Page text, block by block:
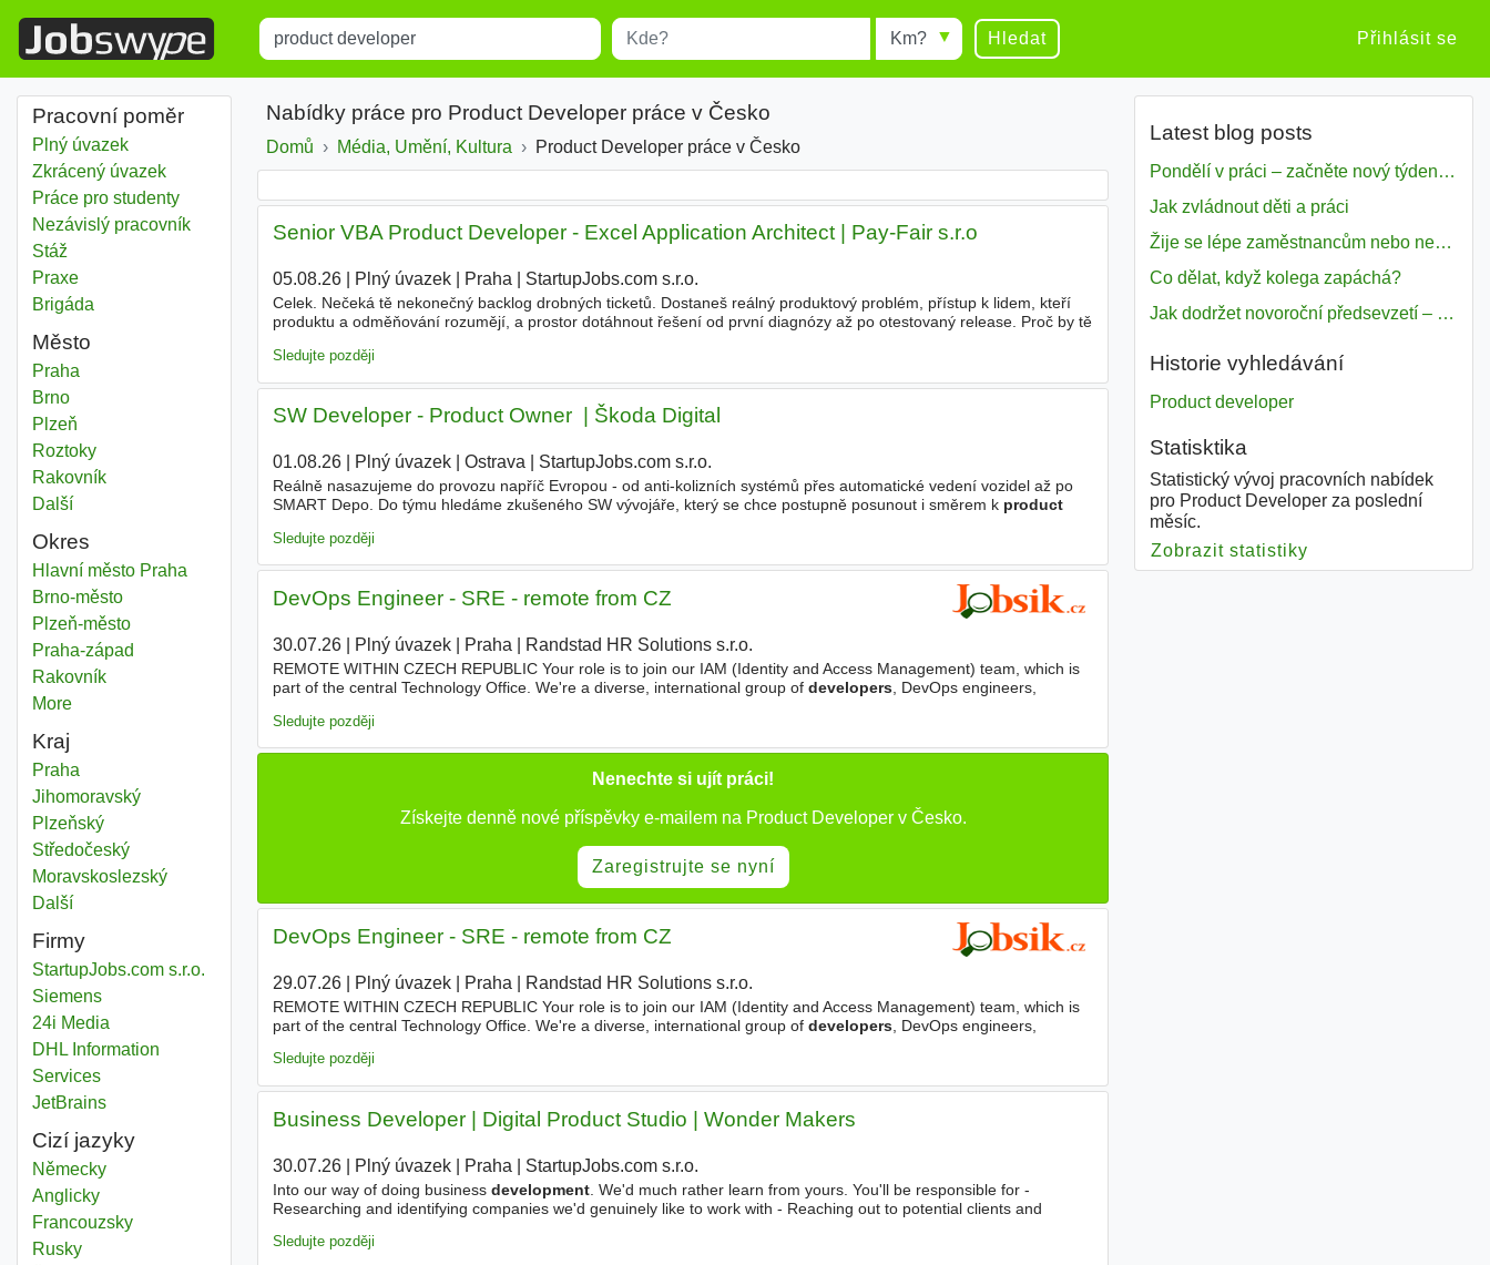
Title Místo Radius Hledat Přihlásit se
Pracovní poměr
Plný úvazek
Zkrácený úvazek
Práce pro studenty
Nezávislý pracovník
Stáž
Praxe
Brigáda
Město
Product developer
Praha
Product developer
Brno
Product developer
Plzeň
Product developer
Roztoky
Product developer
Rakovník
Dalšíměsta
Okres
Product developer
Hlavní město Praha
Product developer
Brno-městoOkres
Product developer
Plzeň-městoOkres
Product developer
Praha-západ
Product developer
RakovníkOkres
Moredistricts
Kraj
Product developer
Praha
Product developer
JihomoravskýKraj
Product developer
PlzeňskýKraj
Product developer
StředočeskýKraj
Product developer
MoravskoslezskýKraj
Dalšíkraj
Firmy
StartupJobs.com s.r.o.
Siemens
24i Media
DHL Information
Services
JetBrains
Cizí jazyky
Německy
Anglicky
Francouzsky
Rusky
Nabídky práce pro Product Developer práce v Česko
Domů Média, Umění, Kultura Product Developer práce v Česko
Senior VBA Product Developer - Excel Application Architect | Pay-Fair s.r.o
05.08.26| Plný úvazek| Praha StartupJobs.com s.r.o.
Celek. Nečeká tě nekonečný backlog drobných ticketů. Dostaneš reálný produktový problém, přístup k lidem, kteří
produktu a odměňování rozumějí, a prostor dotáhnout řešení od první diagnózy až po otestovaný release. Proč by tě
Sledujte později
SW Developer - Product Owner ‍ | Škoda Digital
01.08.26| Plný úvazek| Ostrava StartupJobs.com s.r.o.
Reálně nasazujeme do provozu napříč Evropou - od anti-kolizních systémů přes automatické vedení vozidel až po
SMART Depo. Do týmu hledáme zkušeného SW vývojáře, který se chce postupně posunout i směrem k product
Sledujte později
DevOps Engineer - SRE - remote from CZ
30.07.26| Plný úvazek| Praha Randstad HR Solutions s.r.o.
REMOTE WITHIN CZECH REPUBLIC Your role is to join our IAM (Identity and Access Management) team, which is
part of the central Technology Office. We're a diverse, international group of developers, DevOps engineers,
Sledujte později
Nenechte si ujít práci!
Získejte denně nové příspěvky e-mailem na Product Developer v Česko.
Zaregistrujte se nyní
DevOps Engineer - SRE - remote from CZ
29.07.26| Plný úvazek| Praha Randstad HR Solutions s.r.o.
REMOTE WITHIN CZECH REPUBLIC Your role is to join our IAM (Identity and Access Management) team, which is
part of the central Technology Office. We're a diverse, international group of developers, DevOps engineers,
Sledujte později
Business Developer | Digital Product Studio | Wonder Makers
30.07.26| Plný úvazek| Praha StartupJobs.com s.r.o.
Into our way of doing business development. We'd much rather learn from yours. You'll be responsible for -
Researching and identifying companies we'd genuinely like to work with - Reaching out to potential clients and
Sledujte později
Latest blog posts
Pondělí v práci – začněte nový týden s motivací
Jak zvládnout děti a práci
Žije se lépe zaměstnancům nebo nezavislým pracovníkům
Co dělat, když kolega zapáchá?
Jak dodržet novoroční předsevzetí – naše tipy pro dobrý začátek roku 2018
Historie vyhledávání
Product developer
Statisktika
Statistický vývoj pracovních nabídek
pro Product Developer za poslední
měsíc.
Zobrazit statistiky